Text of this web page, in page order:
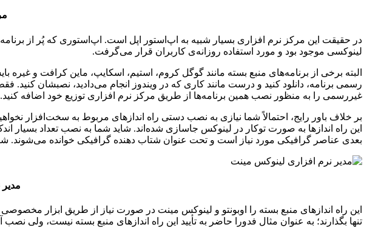
در حقیقت این مرکز نرم افزاری بسیار شبیه به اپ‌استور اپل است. اپ‌استوری که پُر از
لینوکسی موجود بود و مورد استفاده روزانه‌ی کاربران قرار می‌گرفت.
البته برخی از برنامه‌های منبع بسته مانند گوگل کروم، استیم، اسکایپ، ماین کرافت و
رسمی برنامه، دانلود کنید و درست مانند کاری که در ویندوز انجام می‌دادید، نصبشان
غیررسمی را به منظور نصب همین برنامه‌ها از طریق مرکز نرم افزاری توزیع خود اضافه کنید.
بر خلاف باور رایج، احتمالاً شما نیازی به نصب دستی راه اندازهای مربوط به سخت‌افزار
بعدی عناصر گرافیکی مورد نیاز است و تحت عنوان شتاب دهنده گرافیکی خوانده می‌شوند.
این راه اندازهای منبع بسته را اوبونتو و لینوکس مینت در صورت نیاز از طریق ابزار
تنها بگذارند؛ به عنوان مثال فدورا حاضر به تأیید این راه اندازهای منبع بسته نیست، ولی